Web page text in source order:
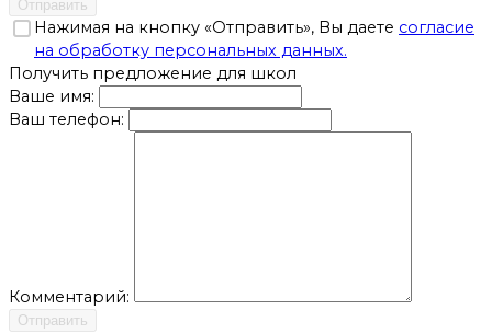
Отправить
Нажимая на кнопку «Отправить», Вы даете согласие
на обработку персональных данных.
Получить предложение для школ
Ваше имя:
Ваш телефон:
Комментарий:
Отправить